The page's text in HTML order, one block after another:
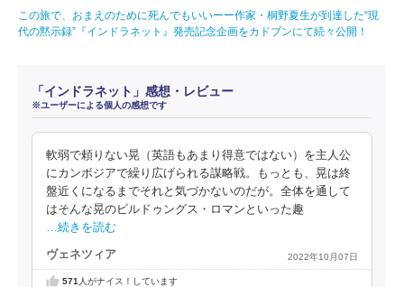
この旅で、おまえのために死んでもいいーー作家・桐野夏生が到達した“現
代の黙示録”『インドラネット』発売記念企画をカドブンにて続々公開！
「インドラネット」感想・レビュー
※ユーザーによる個人の感想です
軟弱で頼りない晃（英語もあまり得意ではない）を主人公
にカンボジアで繰り広げられる謀略戦。もっとも、晃は終
盤近くになるまでそれと気づかないのだが。全体を通して
はそんな晃のビルドゥングス・ロマンといった趣
…続きを読む
ヴェネツィア 2022年10月07日
571 人がナイス！しています